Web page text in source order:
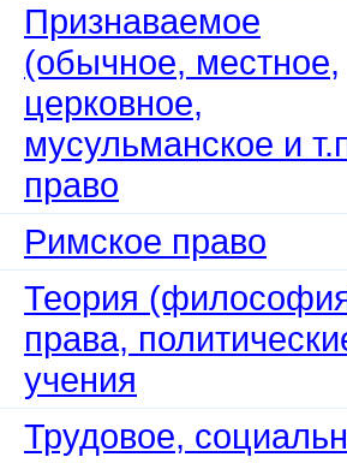
Признаваемое
(обычное, местное,
церковное,
мусульманское и
право
Римское право
Теория
права,
учения
Трудовое,